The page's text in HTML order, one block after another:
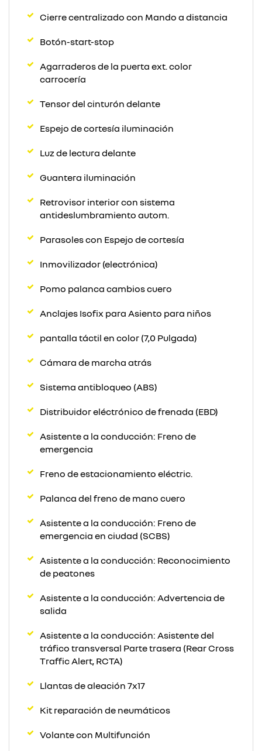
Cierre centralizado con Mando a distancia
Botón-start-stop
Agarraderos de la puerta ext. color
carrocería
Tensor del cinturón delante
Espejo de cortesía iluminación
Luz de lectura delante
Guantera iluminación
Retrovisor interior con sistema
antideslumbramiento autom.
Parasoles con Espejo de cortesía
Inmovilizador (electrónica)
Pomo palanca cambios cuero
Anclajes Isofix para Asiento para niños
pantalla táctil en color (7,0 Pulgada)
Cámara de marcha atrás
Sistema antibloqueo (ABS)
Distribuidor eléctrónico de frenada (EBD)
Asistente a la conducción: Freno de
emergencia
Freno de estacionamiento eléctric.
Palanca del freno de mano cuero
Asistente a la conducción: Freno de
emergencia en ciudad (SCBS)
Asistente a la conducción: Reconocimiento
de peatones
Asistente a la conducción: Advertencia de
salida
Asistente a la conducción: Asistente del
tráfico transversal Parte trasera (Rear Cross
Traffic Alert, RCTA)
Llantas de aleación 7x17
Kit reparación de neumáticos
Volante con Multifunción